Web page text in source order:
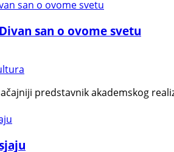
san o ovome svetu
predstavnik akademskog